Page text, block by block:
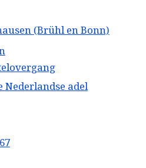
(Brühl en Bonn)
adel